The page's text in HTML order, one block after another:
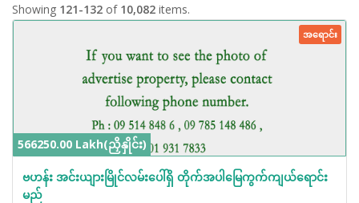
Showing 121-132 of 10,082 items.
566250.00 Lakh(ညှိနှိုင်း)
အရောင်း
ဗဟန်း အင်းယျားမြိုင်လမ်းပေါ်ရှိ တိုက်အပါမြေကွက်ကျယ်ရောင်း
မည်